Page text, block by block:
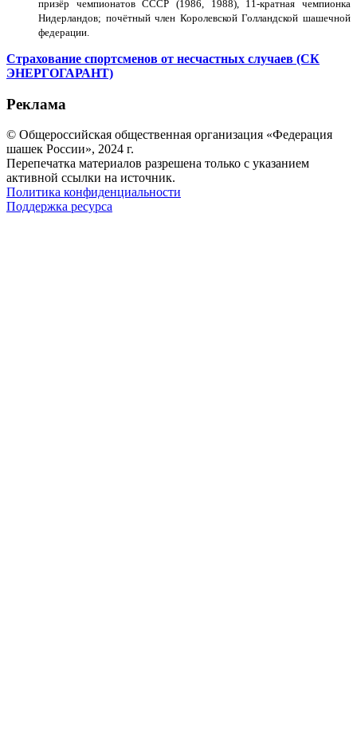
призёр чемпионатов СССР (1986, 1988), 11-кратная чемпионка
Нидерландов; почётный член Королевской Голландской шашечной
федерации.
Страхование спортсменов от несчастных случаев (СК
ЭНЕРГОГАРАНТ)
Реклама
© Общероссийская общественная организация «Федерация
шашек России», 2024 г.
Перепечатка материалов разрешена только с указанием
активной ссылки на источник.
Политика конфиденциальности
Поддержка ресурса